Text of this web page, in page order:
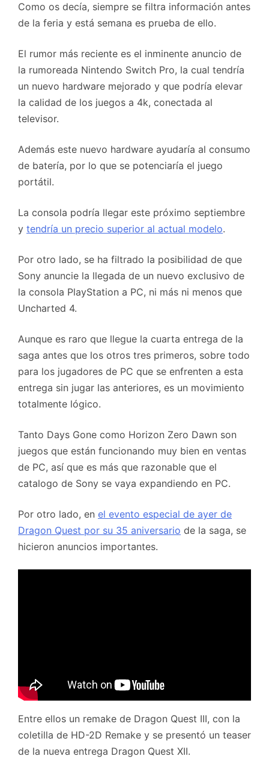
Como os decía, siempre se filtra información antes
de la feria y está semana es prueba de ello.
El rumor más reciente es el inminente anuncio de
la rumoreada Nintendo Switch Pro, la cual tendría
un nuevo hardware mejorado y que podría elevar
la calidad de los juegos a 4k, conectada al
televisor.
Además este nuevo hardware ayudaría al consumo
de batería, por lo que se potenciaría el juego
portátil.
La consola podría llegar este próximo septiembre
y tendría un precio superior al actual modelo.
Por otro lado, se ha filtrado la posibilidad de que
Sony anuncie la llegada de un nuevo exclusivo de
la consola PlayStation a PC, ni más ni menos que
Uncharted 4.
Aunque es raro que llegue la cuarta entrega de la
saga antes que los otros tres primeros, sobre todo
para los jugadores de PC que se enfrenten a esta
entrega sin jugar las anteriores, es un movimiento
totalmente lógico.
Tanto Days Gone como Horizon Zero Dawn son
juegos que están funcionando muy bien en ventas
de PC, así que es más que razonable que el
catalogo de Sony se vaya expandiendo en PC.
Por otro lado, en el evento especial de ayer de
Dragon Quest por su 35 aniversario de la saga, se
hicieron anuncios importantes.
Entre ellos un remake de Dragon Quest III, con la
coletilla de HD-2D Remake y se presentó un teaser
de la nueva entrega Dragon Quest XII.